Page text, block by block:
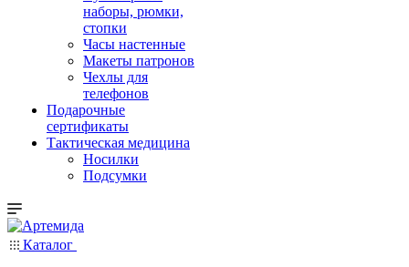
наборы, рюмки,
стопки
Часы настенные
Макеты патронов
Чехлы для
телефонов
Подарочные
сертификаты
Тактическая медицина
Носилки
Подсумки
Каталог